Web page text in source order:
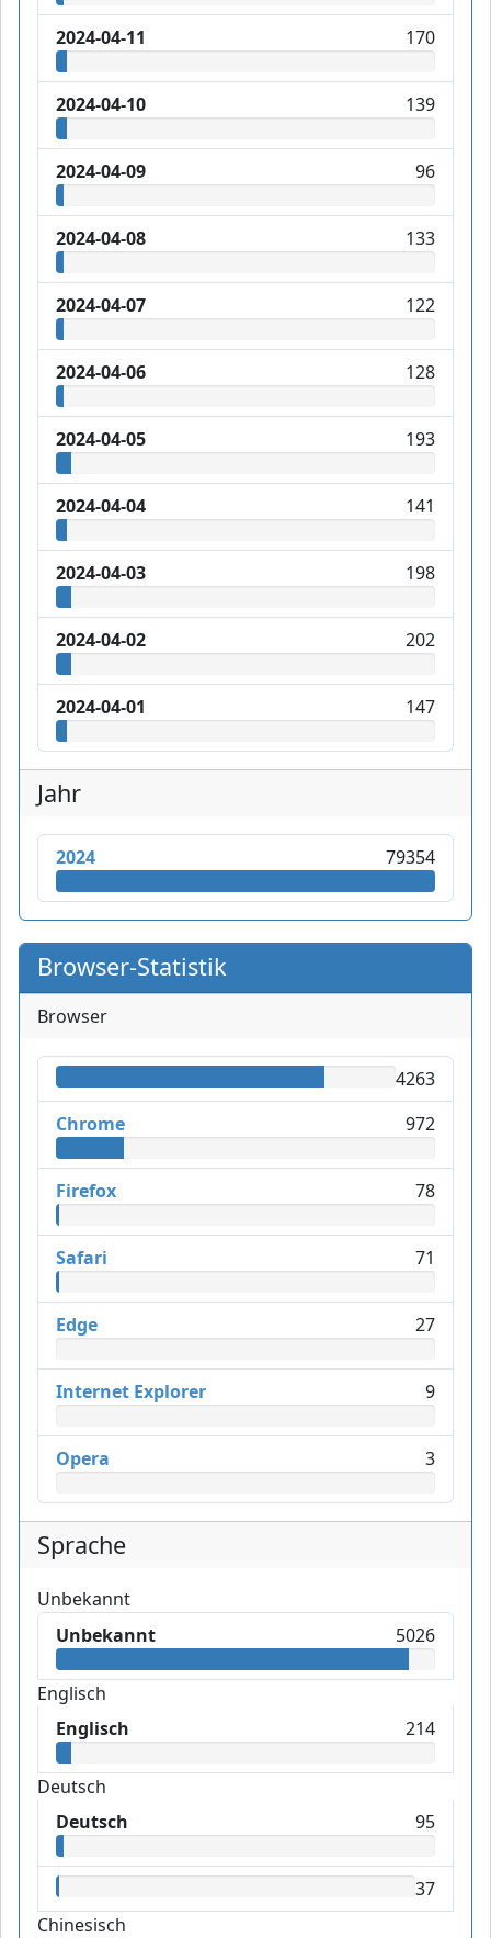
2024-04-11 170
2024-04-10 139
2024-04-09 96
2024-04-08 133
2024-04-07 122
2024-04-06 128
2024-04-05 193
2024-04-04 141
2024-04-03 198
2024-04-02 202
2024-04-01 147
Jahr
2024 79354
Browser-Statistik
Browser
4263
Chrome
972
Firefox 78
Safari 71
Edge 27
Internet Explorer 9
Opera 3
Sprache
Unbekannt
Unbekannt
5026
Englisch
Englisch
214
Deutsch
Deutsch
95
37
Chinesisch